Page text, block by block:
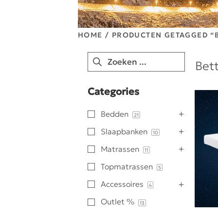
HOME / PRODUCTEN GETAGGED
Categories
Bedden 21
Slaapbanken 10
Matrassen 11
Topmatrassen 5
Accessoires 4
Outlet % 13